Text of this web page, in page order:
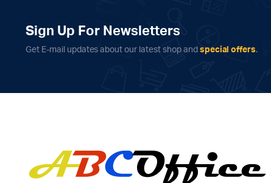
Sign Up For Newsletters
Get E-mail updates about our latest shop and special offers.